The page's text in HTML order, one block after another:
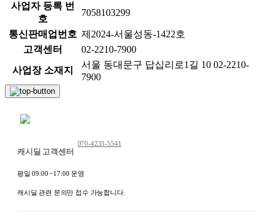
사업자 등록 번
호
7058103299
통신판매업번호 제2024-서울성동-1422호
고객센터
02-2210-7900
사업장 소재지
서울 동대문구 답십리로1길 10 02-2210-
7900
캐시딜 고객센터
070-4233-5541
평일 09:00 ~17:00 운영
캐시딜 관련 문의만 접수 가능합니다.